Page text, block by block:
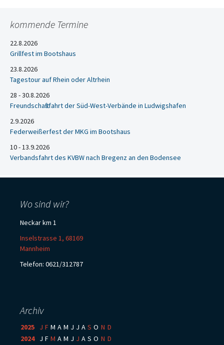
kommende Termine
22.8.2026
Grillfest im Bootshaus
23.8.2026
Tagestour auf Rhein oder Altrhein
28 - 30.8.2026
Freundschaftsfahrt der Süd-West-Verbände in Ludwigshafen
2.9.2026
Federweißerfest der MKG im Bootshaus
10 - 13.9.2026
Verbandsfahrt des KVBW nach Bregenz an den Bodensee
Wo sind wir?
Neckar km 1
Inselstrasse 1, 68169
Mannheim
Telefon: 0621/312787
Archiv
2025 J F M A M J J A S O N D
2024: J F M A M J J A S O N D